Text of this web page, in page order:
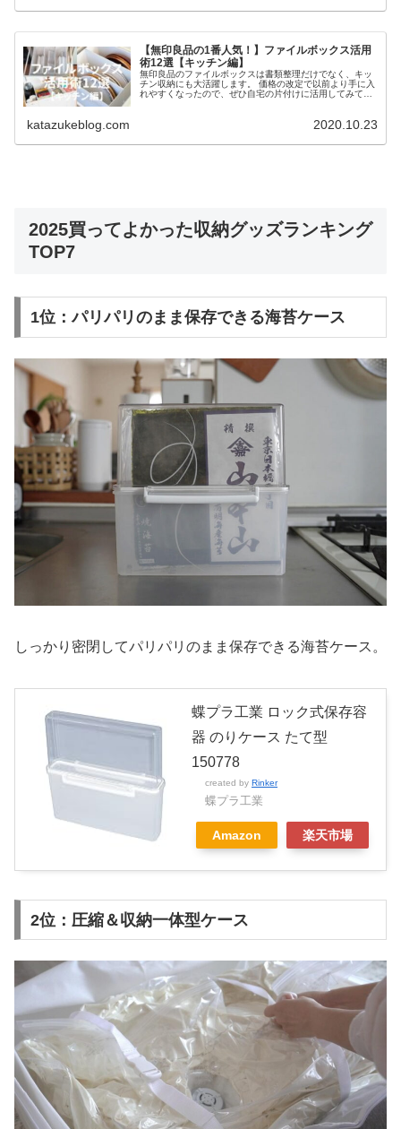
【無印良品の1番人気！】ファイルボックス活用
術12選【キッチン編】
無印良品のファイルボックスは書類整理だけでなく、キッ
チン収納にも大活躍します。 価格の改定で以前より手に入
れやすくなったので、ぜひ自宅の片付けに活用してみてく
katazukeblog.com 2020.10.23
2025買ってよかった収納グッズランキング
TOP7
1位：パリパリのまま保存できる海苔ケース
しっかり密閉してパリパリのまま保存できる海苔ケース。
蝶プラ工業 ロック式保存容
器 のりケース たて型
150778
created by Rinker
蝶プラ工業
Amazon 楽天市場
2位：圧縮＆収納一体型ケース